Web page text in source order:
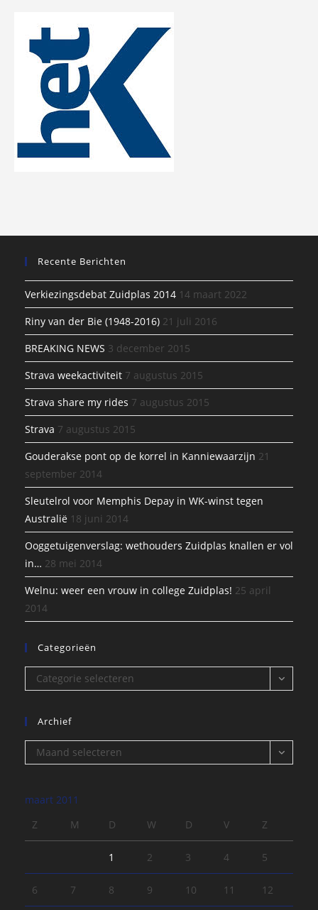
Recente Berichten
Verkiezingsdebat Zuidplas 2014 14 maart 2022
Riny van der Bie (1948-2016) 21 juli 2016
BREAKING NEWS 3 december 2015
Strava weekactiviteit 7 augustus 2015
Strava share my rides 7 augustus 2015
Strava 7 augustus 2015
Gouderakse pont op de korrel in Kanniewaarzijn 21
september 2014
Sleutelrol voor Memphis Depay in WK-winst tegen
Australië 18 juni 2014
Ooggetuigenverslag: wethouders Zuidplas knallen er vol
in… 28 mei 2014
Welnu: weer een vrouw in college Zuidplas! 25 april
2014
Categorieën
Categorieën
Categorie selecteren
Archief
Archief
Maand selecteren
maart 2011
Z
M D W D V Z
1 2 3 4 5
6 7 8 9 10 11 12